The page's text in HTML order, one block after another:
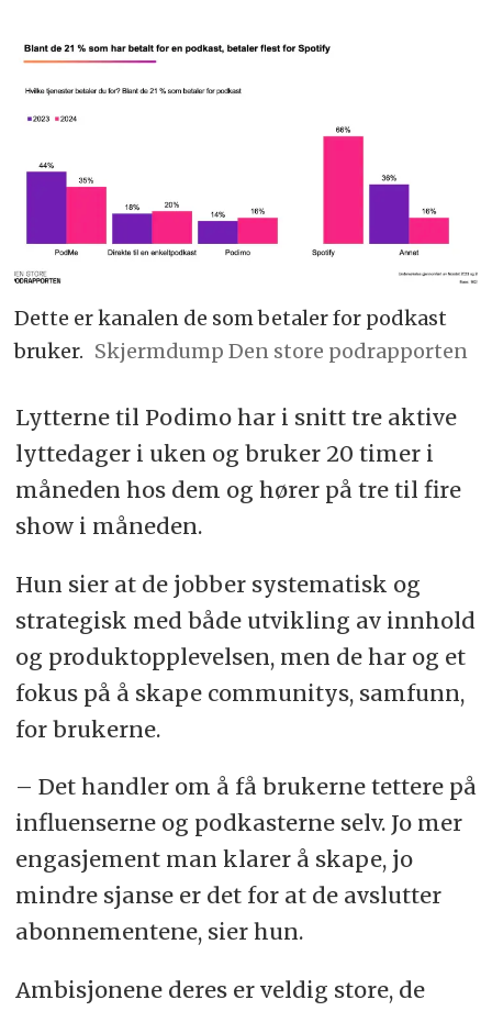
Dette er kanalen de som betaler for podkast
bruker. Skjermdump Den store podrapporten
Lytterne til Podimo har i snitt tre aktive
lyttedager i uken og bruker 20 timer i
måneden hos dem og hører på tre til fire
show i måneden.
Hun sier at de jobber systematisk og
strategisk med både utvikling av innhold
og produktopplevelsen, men de har og et
fokus på å skape communitys, samfunn,
for brukerne.
– Det handler om å få brukerne tettere på
influenserne og podkasterne selv. Jo mer
engasjement man klarer å skape, jo
mindre sjanse er det for at de avslutter
abonnementene, sier hun.
Ambisjonene deres er veldig store, de